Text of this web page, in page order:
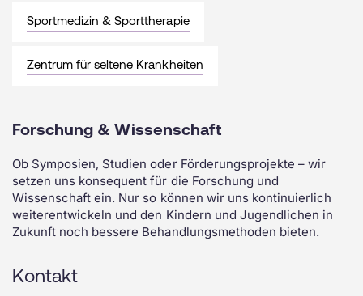
Sportmedizin & Sporttherapie
Zentrum für seltene Krankheiten
Forschung & Wissenschaft
Ob Symposien, Studien oder Förderungsprojekte – wir
setzen uns konsequent für die Forschung und
Wissenschaft ein. Nur so können wir uns kontinuierlich
weiterentwickeln und den Kindern und Jugendlichen in
Zukunft noch bessere Behandlungsmethoden bieten.
Kontakt